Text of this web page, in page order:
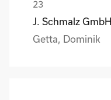
J. Schmalz GmbH
Getta, Dominik